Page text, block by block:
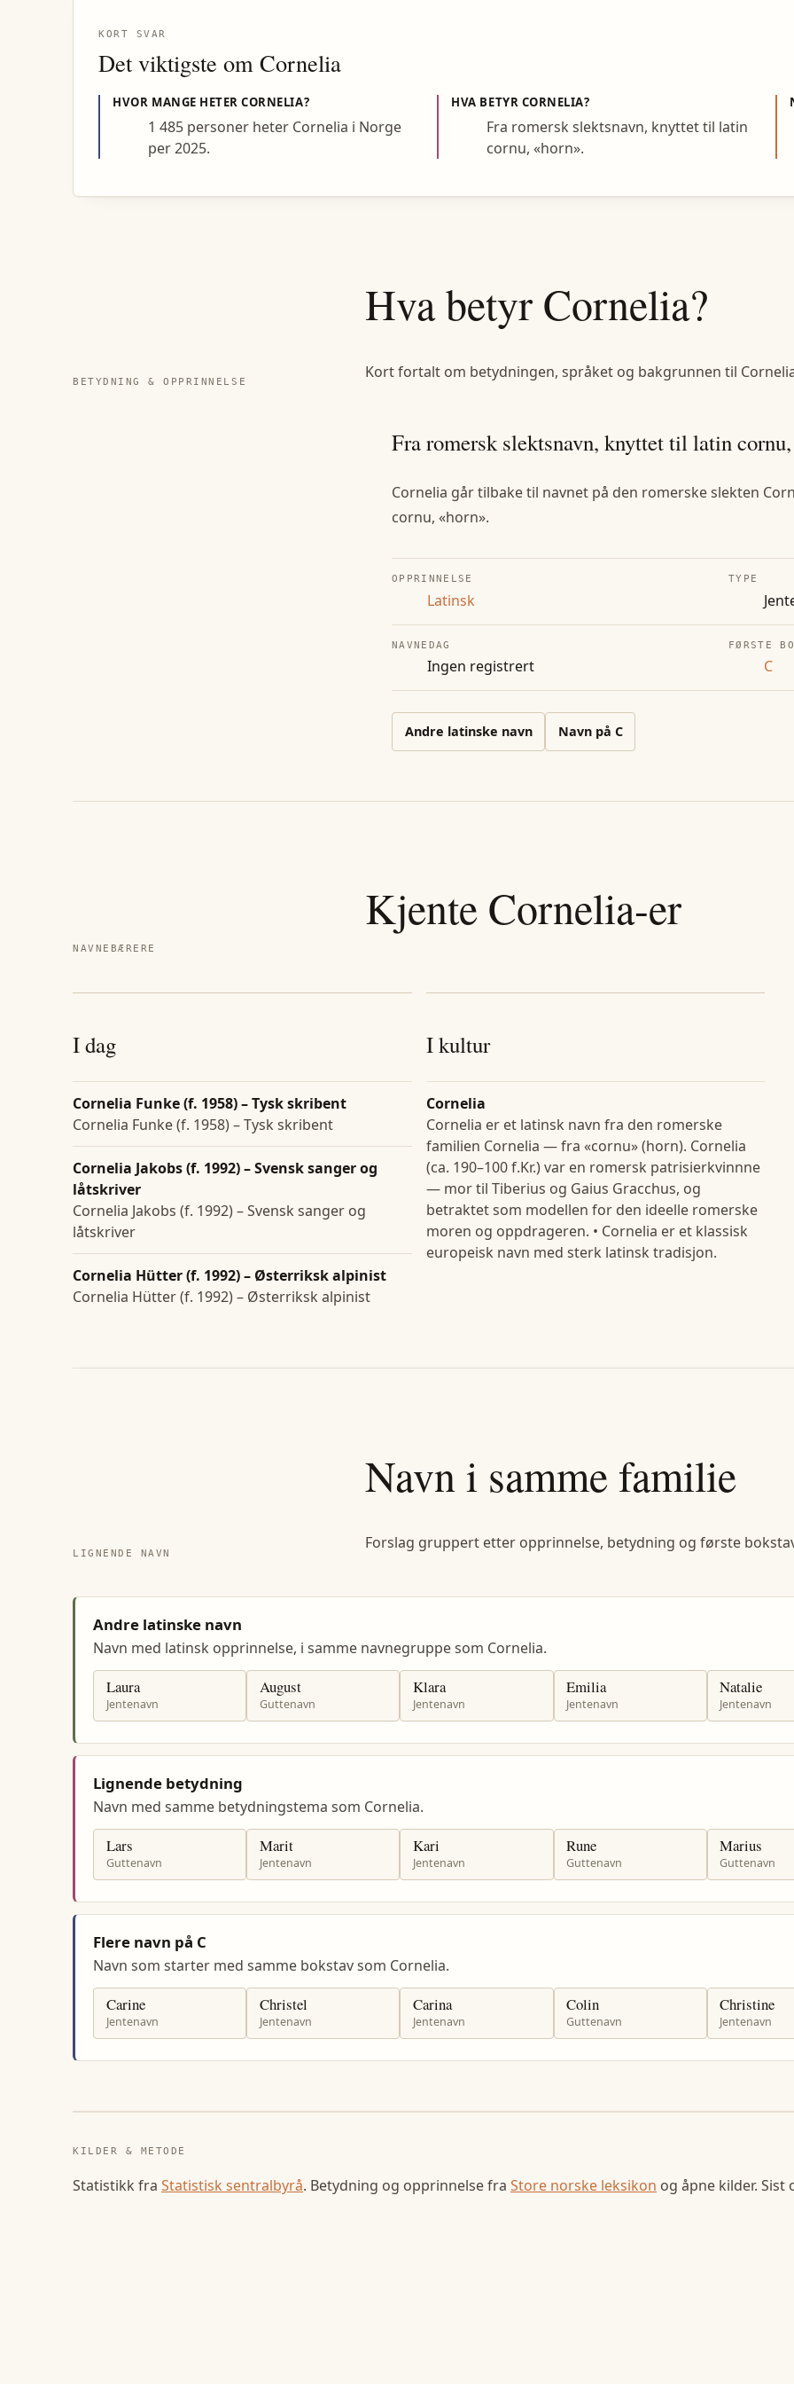
KORT SVAR
Det viktigste om Cornelia
HVOR MANGE HETERCORNELIA?
1 485 personer heter Cornelia i Norge
per 2025.
HVA BETYR CORNELIA?
Fra romersk slektsnavn, knyttet til latin
cornu, «horn».
BETYDNING & OPPRINNELSE
Hva betyr Cornelia?
Kort fortalt om betydningen, språket og bakgrunnen til
Fra romersk slektsnavn, knyttet til latin
Cornelia går tilbake til navnet på den romerske slekten
cornu, «horn».
OPPRINNELSE
Latinsk
TYPE
NAVNEDAG
Ingen registrert
FØRSTE
C
Andre latinske navn Navn på C
NAVNEBÆRERE
Kjente Cornelia-er
I dag
Cornelia Funke (f. 1958) – Tysk skribent
Cornelia Funke (f. 1958) – Tysk skribent
Cornelia Jakobs (f. 1992) – Svensk sanger og
låtskriver
Cornelia Jakobs (f. 1992) – Svensk sanger og
låtskriver
Cornelia Hütter (f. 1992) – Østerriksk alpinist
Cornelia Hütter (f. 1992) – Østerriksk alpinist
I kultur
Cornelia
Cornelia er et latinsk navn fra den romerske
familien Cornelia — fra «cornu» (horn). Cornelia
(ca. 190–100 f.Kr.) var en romersk patrisierkvinnne
— mor til Tiberius og Gaius Gracchus, og
betraktet som modellen for den ideelle romerske
moren og oppdrageren. • Cornelia er et klassisk
europeisk navn med sterk latinsk tradisjon.
LIGNENDE NAVN
Navn i samme familie
Forslag gruppert etter opprinnelse, betydning og første
Andre latinske navn
Navn med latinsk opprinnelse, i samme navnegruppe som Cornelia.
Laura
Jentenavn
August
Guttenavn
Klara
Jentenavn
Emilia
Jentenavn
Natalie
Jentenavn
Lignende betydning
Navn med samme betydningstema som Cornelia.
Lars
Guttenavn
Marit
Jentenavn
Kari
Jentenavn
Rune
Guttenavn
Marius
Guttenavn
Flere navn på C
Navn som starter med samme bokstav som Cornelia.
Carine
Jentenavn
Christel
Jentenavn
Carina
Jentenavn
Colin
Guttenavn
Christine
Jentenavn
KILDER & METODE
Statistikk fra Statistisk sentralbyrå. Betydning og opprinnelse fra Store norske leksikon og åpne kilder.